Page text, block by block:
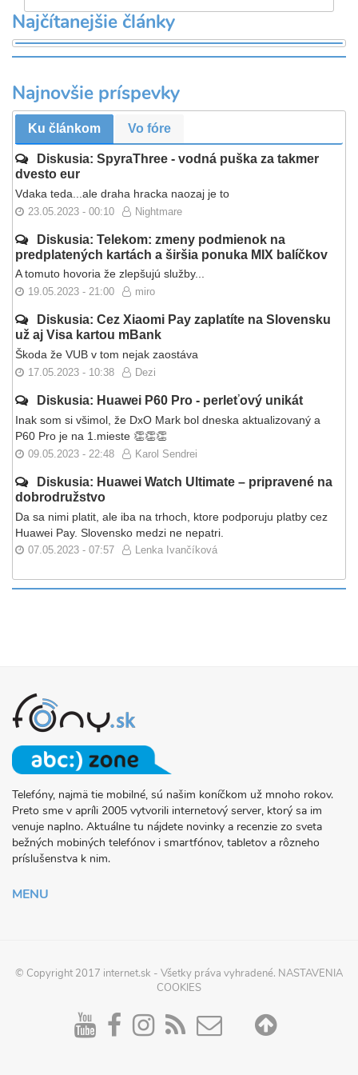
Najčítanejšie články
Najnovšie príspevky
Ku článkom Vo fóre
Diskusia: SpyraThree - vodná puška za takmer
dvesto eur
Vdaka teda...ale draha hracka naozaj je to
23.05.2023 - 00:10 Nightmare
Diskusia: Telekom: zmeny podmienok na
predplatených kartách a širšia ponuka MIX balíčkov
A tomuto hovoria že zlepšujú služby...
19.05.2023 - 21:00 miro
Diskusia: Cez Xiaomi Pay zaplatíte na Slovensku
už aj Visa kartou mBank
Škoda že VUB v tom nejak zaostáva
17.05.2023 - 10:38 Dezi
Diskusia: Huawei P60 Pro - perleťový unikát
Inak som si všimol, že DxO Mark bol dneska aktualizovaný a
P60 Pro je na 1.mieste 👏👏👏
09.05.2023 - 22:48 Karol Sendrei
Diskusia: Huawei Watch Ultimate – pripravené na
dobrodružstvo
Da sa nimi platit, ale iba na trhoch, ktore podporuju platby cez
Huawei Pay. Slovensko medzi ne nepatri.
07.05.2023 - 07:57 Lenka Ivančíková
O
PROJEKTE
FONY.SK
Telefóny, najmä tie mobilné, sú našim koníčkom už mnoho rokov.
Preto sme v apríli 2005 vytvorili internetový server, ktorý sa im
venuje naplno. Aktuálne tu nájdete novinky a recenzie zo sveta
bežných mobiných telefónov i smartfónov, tabletov a rôzneho
príslušenstva k nim.
MENU
© Copyright 2017 internet.sk - Všetky práva vyhradené. NASTAVENIA
COOKIES